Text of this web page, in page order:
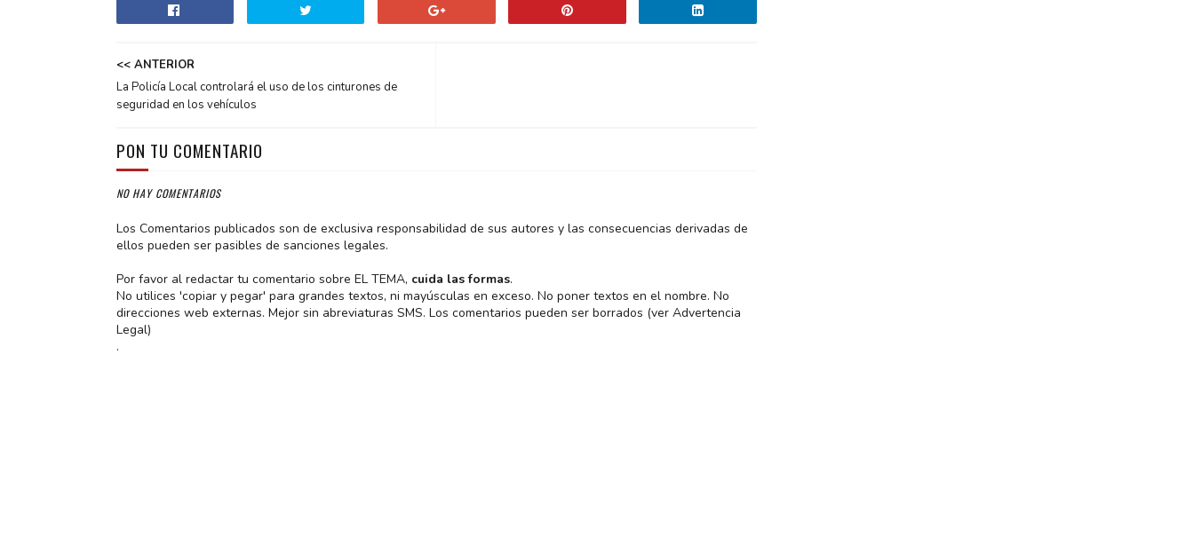
<< ANTERIOR
La Policía Local controlará el uso de los cinturones de
seguridad en los vehículos
PON TU COMENTARIO
NO HAY COMENTARIOS
Los Comentarios publicados son de exclusiva responsabilidad de sus autores y las consecuencias derivadas de
ellos pueden ser pasibles de sanciones legales.
Por favor al redactar tu comentario sobre EL TEMA, cuida las formas.
No utilices 'copiar y pegar' para grandes textos, ni mayúsculas en exceso. No poner textos en el nombre. No
direcciones web externas. Mejor sin abreviaturas SMS. Los comentarios pueden ser borrados (ver Advertencia
Legal)
.